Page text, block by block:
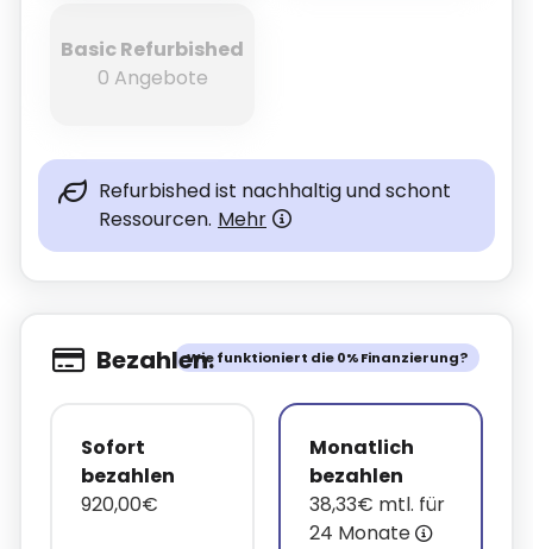
Basic Refurbished
0 Angebote
Refurbished ist nachhaltig und schont
Ressourcen. Mehr
Wie funktioniert die 0% Finanzierung?
Bezahlen.
Sofort
bezahlen
920,00€
Monatlich
bezahlen
38,33€ mtl. für
24 Monate